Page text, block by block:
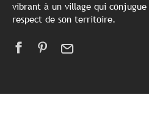
vibrant à un village qui
respect de son territoire.